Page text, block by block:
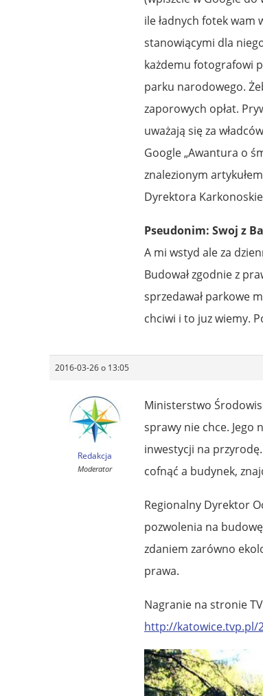
ile ładnych fotek wam
stanowiącymi dla
każdemu fotografowi
parku narodowego.
zaporowych opłat.
uważają się za
Google „Awantura o
znalezionym
Dyrektora
Pseudonim: Swoj z
A mi wstyd ale za
Budował zgodnie z
sprzedawał parkowe
chciwi i to juz wiemy.
2016-03-26 o 13:05
Redakcja
Moderator
Ministerstwo
sprawy nie chce. Jego
inwestycji na
cofnąć a budynek,
Regionalny Dyrektor
pozwolenia na
zdaniem zarówno
prawa.
Nagranie na stronie
http://katowice.tvp.pl/